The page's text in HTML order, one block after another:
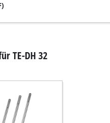
TE-DH 32